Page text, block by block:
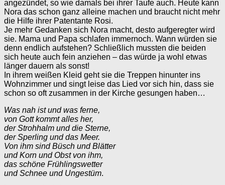
angezündet, so wie damals bei ihrer Taufe auch. Heute kann
Nora das schon ganz alleine machen und braucht nicht mehr
die Hilfe ihrer Patentante Rosi.
Je mehr Gedanken sich Nora macht, desto aufgeregter wird
sie. Mama und Papa schlafen immernoch. Wann würden sie
denn endlich aufstehen? Schließlich mussten die beiden
sich heute auch fein anziehen – das würde ja wohl etwas
länger dauern als sonst!
In ihrem weißen Kleid geht sie die Treppen hinunter ins
Wohnzimmer und singt leise das Lied vor sich hin, dass sie
schon so oft zusammen in der Kirche gesungen haben…
Was nah ist und was ferne,
von Gott kommt alles her,
der Strohhalm und die Sterne,
der Sperling und das Meer.
Von ihm sind Büsch und Blätter
und Korn und Obst von ihm,
das schöne Frühlingswetter
und Schnee und Ungestüm.